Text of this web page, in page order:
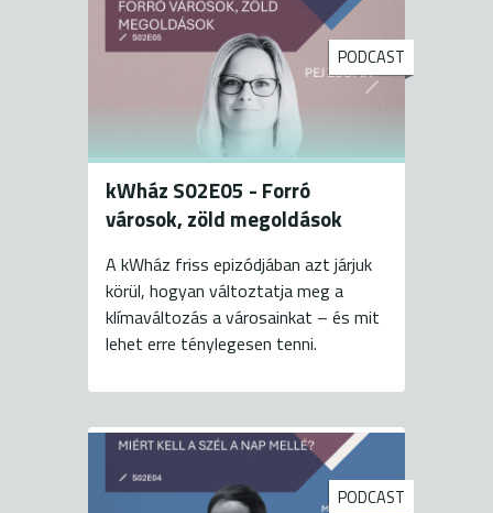
PODCAST
kWház S02E05 - Forró
városok, zöld megoldások
A kWház friss epizódjában azt járjuk
körül, hogyan változtatja meg a
klímaváltozás a városainkat – és mit
lehet erre ténylegesen tenni.
PODCAST